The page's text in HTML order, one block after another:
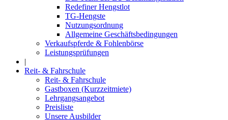
Redefiner Hengstlot
TG-Hengste
Nutzungsordnung
Allgemeine Geschäftsbedingungen
Verkaufspferde & Fohlenbörse
Leistungsprüfungen
|
Reit- & Fahrschule
Reit- & Fahrschule
Gastboxen (Kurzzeitmiete)
Lehrgangsangebot
Preisliste
Unsere Ausbilder